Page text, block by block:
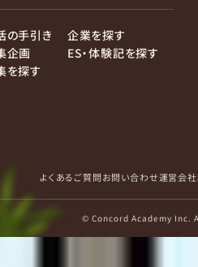
の手引き
企画
を探す
企業を探す
ES・体験記を探す
よくあるご質問お問い合わせ運営会社
© Concord Academy Inc.